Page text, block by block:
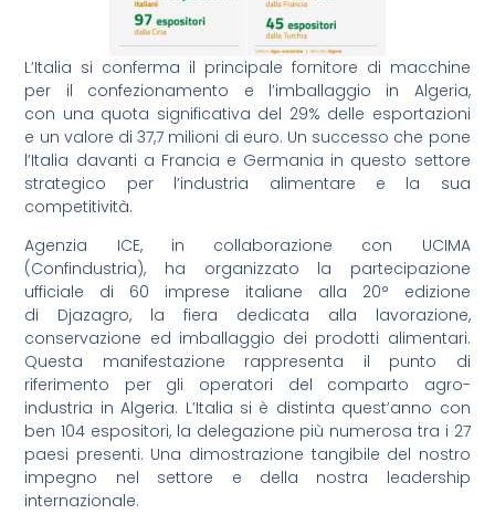
L’Italia si conferma il principale fornitore di macchine
per il confezionamento e l’imballaggio in Algeria,
con una quota significativa del 29% delle esportazioni
e un valore di 37,7 milioni di euro. Un successo che pone
l’Italia davanti a Francia e Germania in questo settore
strategico per l’industria alimentare e la sua
competitività.
Agenzia ICE, in collaborazione con UCIMA
(Confindustria), ha organizzato la partecipazione
ufficiale di 60 imprese italiane alla 20° edizione
di Djazagro, la fiera dedicata alla lavorazione,
conservazione ed imballaggio dei prodotti alimentari.
Questa manifestazione rappresenta il punto di
riferimento per gli operatori del comparto agro-
industria in Algeria. L’Italia si è distinta quest’anno con
ben 104 espositori, la delegazione più numerosa tra i 27
paesi presenti. Una dimostrazione tangibile del nostro
impegno nel settore e della nostra leadership
internazionale.